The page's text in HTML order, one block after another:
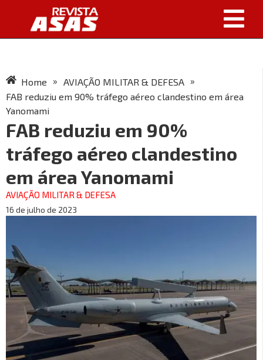
Home » AVIAÇÃO MILITAR & DEFESA »
FAB reduziu em 90% tráfego aéreo clandestino em área
Yanomami
FAB reduziu em 90%
tráfego aéreo clandestino
em área Yanomami
AVIAÇÃO MILITAR & DEFESA
16 de julho de 2023